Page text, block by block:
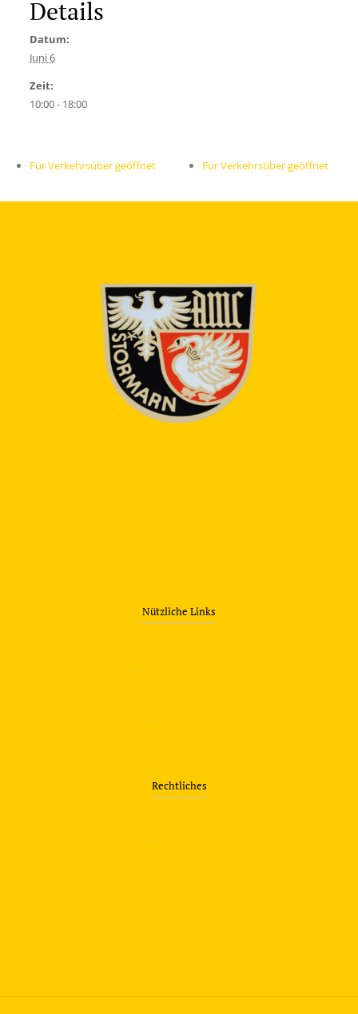
Details
Datum:
Juni 6
Zeit:
10:00 - 18:00
Für Verkehrsüber geöffnet Für Verkehrsüber geöffnet
Nützliche Links
—
—
—
Rechtliches
—
—